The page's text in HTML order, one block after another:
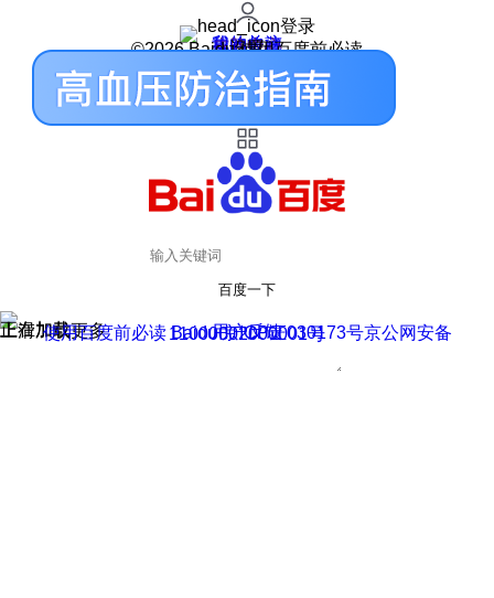
登录
我的关注
我的收藏
皮肤中心
用户反馈
设置
©2026 Baidu 使用百度前必读
百度一下
正在加载
上滑加载更多 用户反馈
使用百度前必读 Baidu 京ICP证030173号
京公网安备11000002000001号